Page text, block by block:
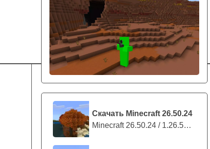
Скачать Minecraft 26.50.24
Minecraft 26.50.24 / 1.26.50.24 предс...